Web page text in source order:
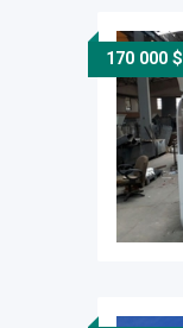
170 000 $